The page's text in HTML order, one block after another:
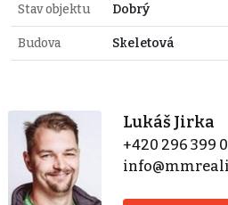
Stav objektu Dobrý
Budova Skeletová
Lukáš Jirka
+420 296 399